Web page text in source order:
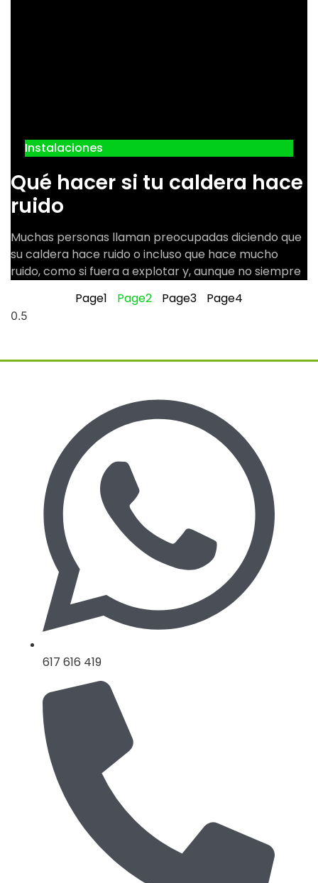
Instalaciones
Qué hacer si tu caldera hace
ruido
Muchas personas llaman preocupadas diciendo que
su caldera hace ruido o incluso que hace mucho
ruido, como si fuera a explotar y, aunque no siempre
Page1 Page2 Page3 Page4
617 616 419